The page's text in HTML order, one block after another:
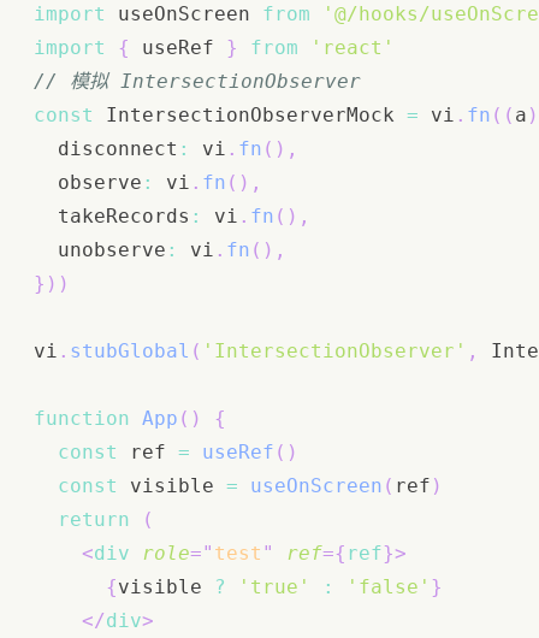
import
useOnScreen from
'@/hooks/
import
{ useRef } from
'react'
// 模拟 IntersectionObserver
const
IntersectionObserverMock = vi . fn ( ( a )
  disconnect
: vi . fn ( ) ,
  observe
: vi . fn ( ) ,
  takeRecords
: vi . fn ( ) ,
  unobserve
: vi . fn ( ) ,
} ) )
vi . stubGlobal ( 'IntersectionObserver' ,
function App ( )
{
const
ref = useRef ( )
const
visible = useOnScreen ( ref )
return
(
<div role=" test " ref={ ref}>
{visible ? 'true' : 'false' }
</div>